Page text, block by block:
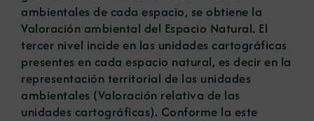
ambientales de cada espacio, se obtiene la
Valoración ambiental del Espacio Natural. El
tercer nivel incide en las unidades cartográficas
presentes en cada espacio natural, es decir en la
representación territorial de las unidades
ambientales (Valoración relativa de las
unidades cartográficas). Conforme la este